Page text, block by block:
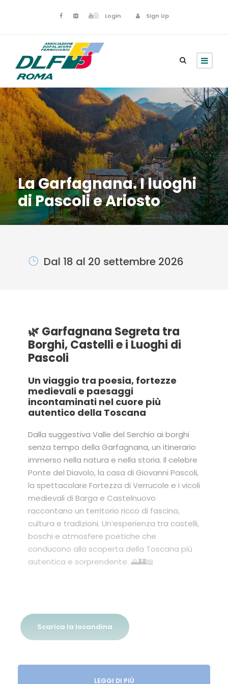
Login Sign Up
La Garfagnana. I luoghi
di Pascoli e Ariosto
Dal 18 al 20 settembre 2026
🌿 Garfagnana Segreta tra
Borghi, Castelli e i Luoghi di
Pascoli
Un viaggio tra poesia, fortezze
medievali e paesaggi
incontaminati nel cuore più
autentico della Toscana
Dalla suggestiva Valle del Serchio ai borghi
senza tempo della Garfagnana, un itinerario
immerso nella natura e nella storia. Il celebre
Ponte del Diavolo, la casa di Giovanni Pascoli,
la spettacolare Fortezza di Verrucole e i vicoli
medievali di Barga e Castelnuovo
raccontano un territorio ricco di fascino,
cultura e tradizioni. Un’esperienza tra castelli,
boschi e atmosfere poetiche che
conducono alla scoperta della Toscana più
autentica e sorprendente. 🌄🏰📖
Scarica la locandina
Dettagli del Tour
LEGGI DI PIÙ